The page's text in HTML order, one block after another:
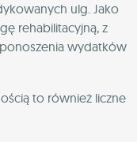
ulg. Jako
rehabilitacyjną, z
wydatków
to również liczne